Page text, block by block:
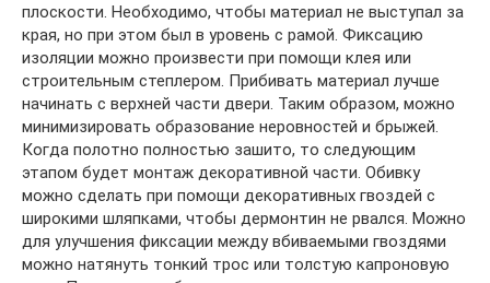
плоскости. Необходимо, чтобы материал не выступал за
края, но при этом был в уровень с рамой. Фиксацию
изоляции можно произвести при помощи клея или
строительным степлером. Прибивать материал лучше
начинать с верхней части двери. Таким образом, можно
минимизировать образование неровностей и брыжей.
Когда полотно полностью зашито, то следующим
этапом будет монтаж декоративной части. Обивку
можно сделать при помощи декоративных гвоздей с
широкими шляпками, чтобы дермонтин не рвался. Можно
для улучшения фиксации между вбиваемыми гвоздями
можно натянуть тонкий трос или толстую капроновую